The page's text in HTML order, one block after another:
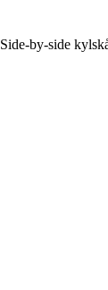
Side-by-side